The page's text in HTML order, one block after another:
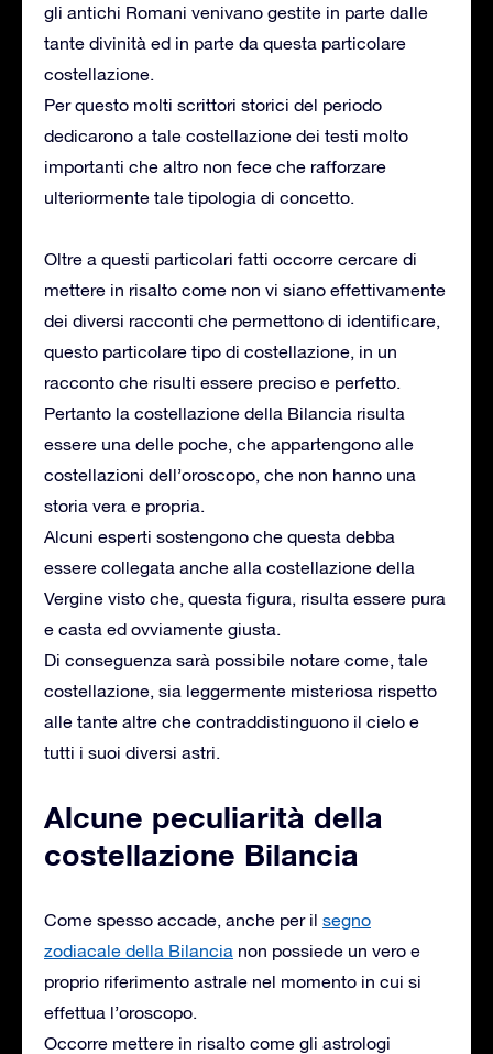
gli antichi Romani venivano gestite in parte dalle
tante divinità ed in parte da questa particolare
costellazione.
Per questo molti scrittori storici del periodo
dedicarono a tale costellazione dei testi molto
importanti che altro non fece che rafforzare
ulteriormente tale tipologia di concetto.
Oltre a questi particolari fatti occorre cercare di
mettere in risalto come non vi siano effettivamente
dei diversi racconti che permettono di identificare,
questo particolare tipo di costellazione, in un
racconto che risulti essere preciso e perfetto.
Pertanto la costellazione della Bilancia risulta
essere una delle poche, che appartengono alle
costellazioni dell’oroscopo, che non hanno una
storia vera e propria.
Alcuni esperti sostengono che questa debba
essere collegata anche alla costellazione della
Vergine visto che, questa figura, risulta essere pura
e casta ed ovviamente giusta.
Di conseguenza sarà possibile notare come, tale
costellazione, sia leggermente misteriosa rispetto
alle tante altre che contraddistinguono il cielo e
tutti i suoi diversi astri.
Alcune peculiarità della
costellazione Bilancia
Come spesso accade, anche per il segno
zodiacale della Bilancia non possiede un vero e
proprio riferimento astrale nel momento in cui si
effettua l’oroscopo.
Occorre mettere in risalto come gli astrologi